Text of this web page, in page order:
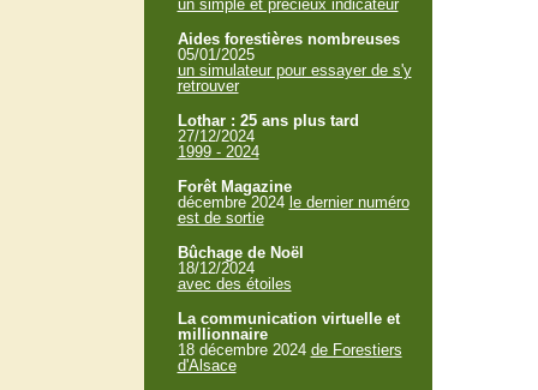
un simple et précieux indicateur
Aides forestières nombreuses
05/01/2025
un simulateur pour essayer de s'y
retrouver
Lothar : 25 ans plus tard
27/12/2024
1999 - 2024
Forêt Magazine
décembre 2024 le dernier numéro
est de sortie
Bûchage de Noël
18/12/2024
avec des étoiles
La communication virtuelle et
millionnaire
18 décembre 2024 de Forestiers
d'Alsace